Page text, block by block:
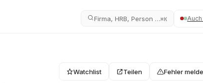
Firma, HRB, Person …⌘K
Watchlist Teilen Fehler